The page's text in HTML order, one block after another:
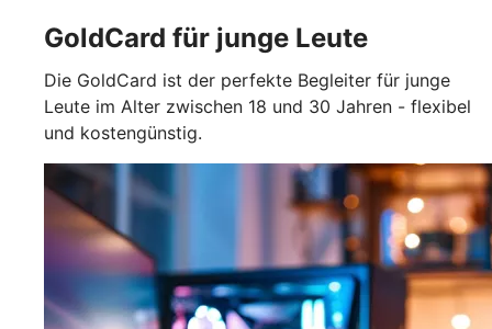
GoldCard für junge Leute
Die GoldCard ist der perfekte Begleiter für junge
Leute im Alter zwischen 18 und 30 Jahren - flexibel
und kostengünstig.